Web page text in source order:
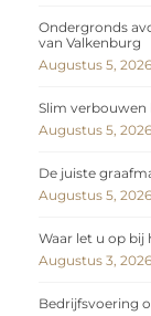
Ondergronds
van Valkenburg
Augustus 5, 2026
Slim
Augustus 5, 2026
De juiste
Augustus 5, 2026
Waar let u op
Augustus 3, 2026
Bedrijfsvoering